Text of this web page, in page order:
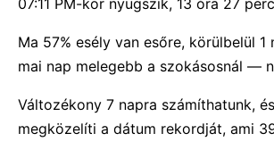
07:11 PM-kor nyugszik, 13 óra 27
Ma 57% esély van esőre, körülbelül
mai nap melegebb a szokásosnál —
Változékony 7 napra számíthatunk,
megközelíti a dátum rekordját, ami